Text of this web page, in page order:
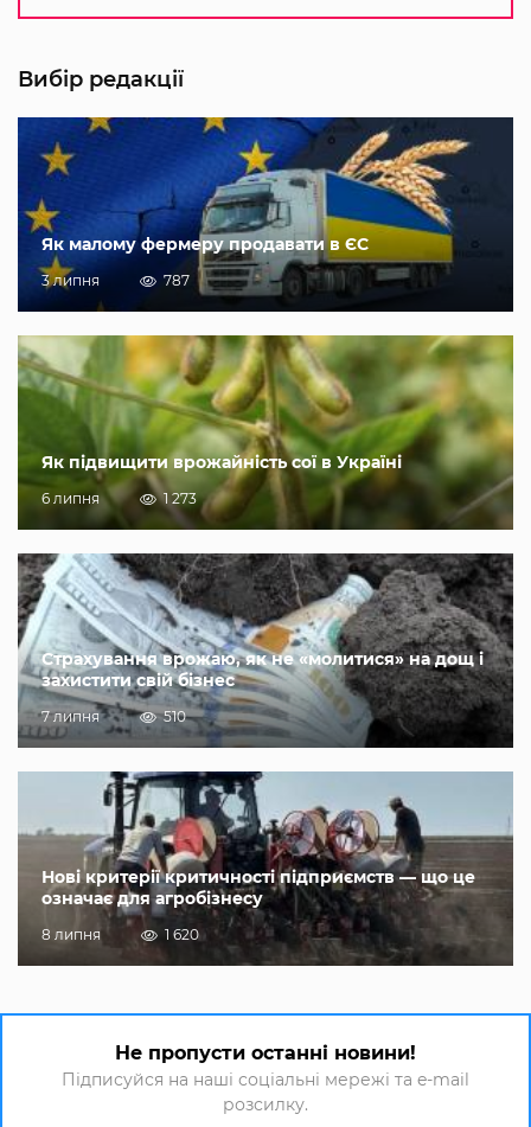
Вибір редакції
Як малому фермеру продавати в ЄС
3 липня 787
Як підвищити врожайність сої в Україні
6 липня 1 273
Страхування врожаю, як не «молитися» на дощ і
захистити свій бізнес
7 липня 510
Нові критерії критичності підприємств — що це
означає для агробізнесу
8 липня 1 620
Не пропусти останні новини!
Підписуйся на наші соціальні мережі та e-mail
розсилку.